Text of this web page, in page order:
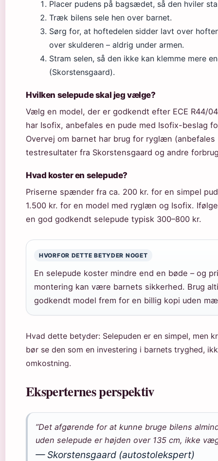
Placer pudens på bagsædet, så den hviler
Træk bilens sele hen over barnet.
Sørg for, at hoftedelen sidder lavt over
over skulderen – aldrig under armen.
Stram selen, så den ikke kan klemme mere
(Skorstensgaard).
Hvilken selepude skal jeg vælge?
Vælg en model, der er godkendt efter ECE R44/
har Isofix, anbefales en pude med Isofix-beslag
Overvej om barnet har brug for ryglæn
testresultater fra Skorstensgaard og andre
Hvad koster en selepude?
Priserne spænder fra ca. 200 kr. for en simpel
1.500 kr. for en model med ryglæn og Isofix.
en god godkendt selepude typisk 300–800 kr.
HVORFOR DETTE BETYDER NOGET
En selepude koster mindre end en bøde – og
montering kan være barnets sikkerhed. Brug
godkendt model frem for en billig kopi uden
Hvad dette betyder: Selepuden er en simpel, men
bør se den som en investering i barnets tryghed,
omkostning.
Eksperternes perspektiv
”Det afgørende for at kunne bruge bilens
uden selepude er højden over 135 cm, ikke
— Skorstensgaard (autostolekspert)